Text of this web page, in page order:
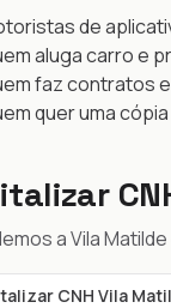
de
aluga carro e
faz contratos
quer uma
a Vila
CNH Vila